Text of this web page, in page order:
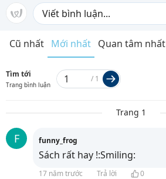
Cũ nhất Mới nhất Quan tâm nhất
Tìm tới
Trang bình luận
/ 1
Trang 1
F funny_frog
Sách rất hay !:Smiling:
17 năm trước Trả lời 0